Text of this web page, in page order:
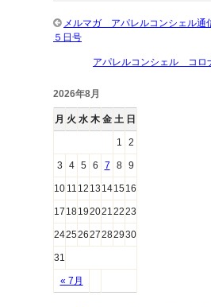
メルマガ アパレルコンシェル
５日号
アパレルコンシェル コロ
2026年8月
月 火 水 木 金 土 日
« 7月
1 2
3 4 5 6 7 8 9
10 11 12 13 141516
17 18192021 2223
24252627282930
31